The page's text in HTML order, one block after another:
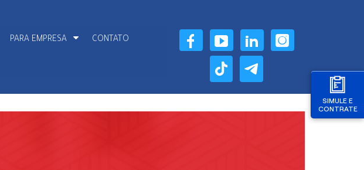
SIMULE E
CONTRATE
PARA EMPRESA CONTATO